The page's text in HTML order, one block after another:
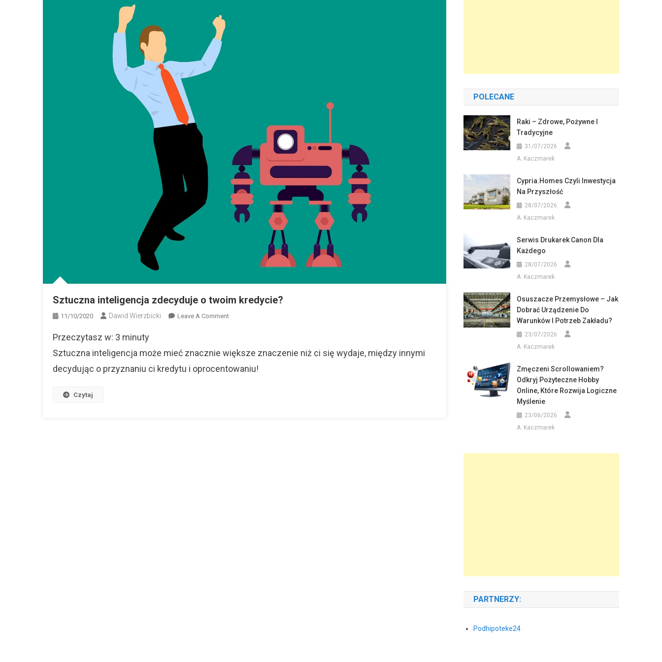
Sztuczna inteligencja zdecyduje o twoim kredycie?
11/10/2020 Dawid Wierzbicki Leave A CommentOn
Zdecyduje
Twoim
Przeczytasz w: 3 minuty
Sztuczna inteligencja może mieć znacznie większe znaczenie niż ci się wydaje, między innymi
decydując o przyznaniu ci kredytu i oprocentowaniu!
Czytaj
POLECANE
Raki – Zdrowe, Pożywne I
Tradycyjne
31/07/2026
A. Kaczmarek
Cypria.homes Czyli Inwestycja
Na Przyszłość
28/07/2026
A. Kaczmarek
Serwis Drukarek Canon Dla
Każdego
28/07/2026
A. Kaczmarek
Osuszacze Przemysłowe – Jak
Dobrać Urządzenie Do
Warunków I Potrzeb Zakładu?
23/07/2026
A. Kaczmarek
Zmęczeni Scrollowaniem?
Odkryj Pożyteczne Hobby
Online, Które Rozwija Logiczne
Myślenie
23/06/2026
A. Kaczmarek
PARTNERZY:
Podhipoteke24